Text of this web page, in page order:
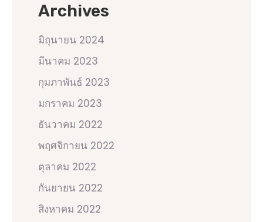
Archives
มิถุนายน 2024
มีนาคม 2023
กุมภาพันธ์ 2023
มกราคม 2023
ธันวาคม 2022
พฤศจิกายน 2022
ตุลาคม 2022
กันยายน 2022
สิงหาคม 2022